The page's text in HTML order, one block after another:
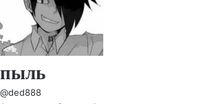
пыль
@ded888